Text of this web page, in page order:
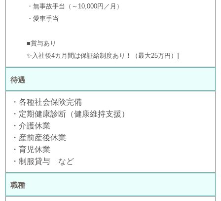
・無事故手当（～10,000円／月）
・愛車手当
■賞与あり
✨入社後4カ月間は保証給制度あり！（最大25万円）
待遇
・各種社会保険完備
・定期健康診断（健康維持支援）
・介護休業
・産前産後休業
・育児休業
・制服貸与 など
職種